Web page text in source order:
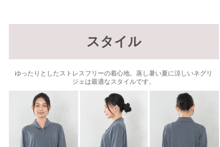
スタイル
ゆったりとしたストレスフリーの着心地。蒸し暑い夏に涼しいネグリ
ジェは最適なスタイルです。